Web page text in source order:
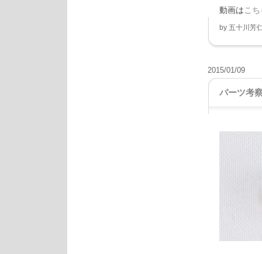
動画は こ
by 五十川芳
パーツ考
2015/01/09